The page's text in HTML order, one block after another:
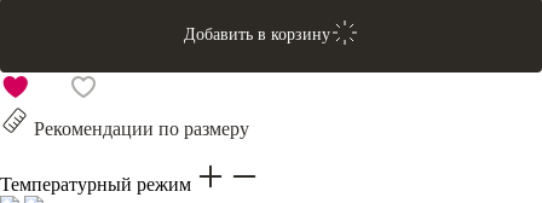
Добавить в корзину
Рекомендации по размеру
Температурный режим